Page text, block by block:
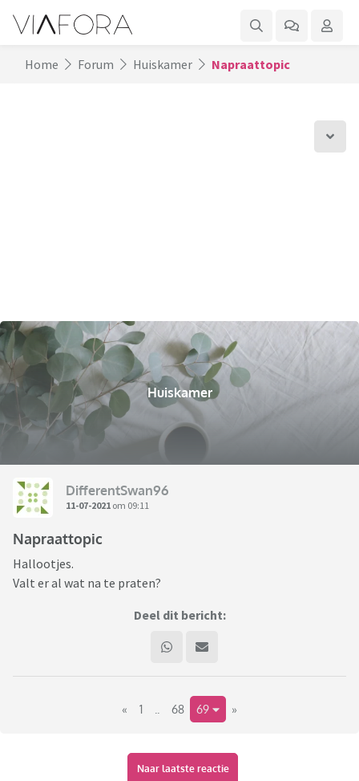
Home Forum Huiskamer Napraattopic
Huiskamer
DifferentSwan96
11-07-2021 om 09:11
Napraattopic
Hallootjes.
Valt er al wat na te praten?
Deel dit bericht:
« 1 68 69 »
Naar laatste reactie